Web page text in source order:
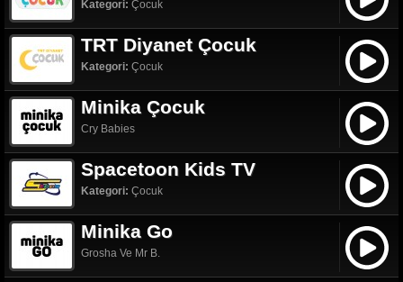
Kategori: Çocuk
TRT Diyanet Çocuk
Kategori: Çocuk
Minika Çocuk
Cry Babies
Spacetoon Kids TV
Kategori: Çocuk
Minika Go
Grosha Ve Mr B.